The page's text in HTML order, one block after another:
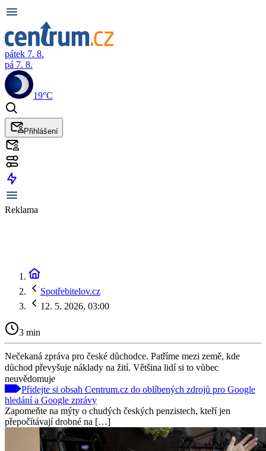
pátek 7. 8.
pá 7. 8.
19°C
Přihlášení
Reklama
Spotřebitelov.cz
12. 5. 2026, 03:00
3 min
Nečekaná zpráva pro české důchodce. Patříme mezi země, kde
důchod převyšuje náklady na žití. Většina lidí si to vůbec
neuvědomuje
Přidejte si obsah Centrum.cz do oblíbených zdrojů pro Google
hledání a Google zprávy
Zapomeňte na mýty o chudých českých penzistech, kteří jen
přepočítávají drobné na […]